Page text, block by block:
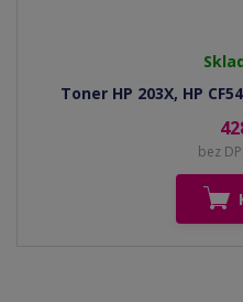
Toner HP 203X, HP
bez